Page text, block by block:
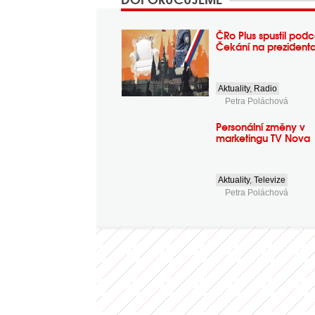
ČRo Plus spustil
Čekání na
Aktuality, Radio
Petra Poláchová
Personální změny v
marketingu TV Nova
Aktuality,Televize
Petra Poláchová